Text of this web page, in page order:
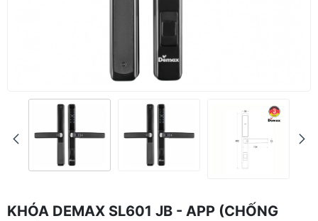
KHÓA DEMAX SL601 JB - APP (CHỐNG